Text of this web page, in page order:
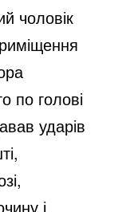
чоловік
по голові
ударів
і